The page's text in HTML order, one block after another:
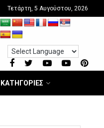
Τετάρτη, 5 Αυγούστου, 2026
ΚΑΤΗΓΟΡΙΕΣ